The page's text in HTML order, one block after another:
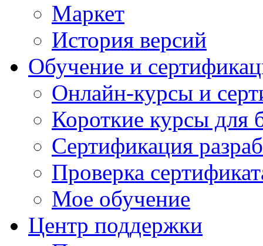
Маркет
История версий
Обучение и
Онлайн-курсы и
Короткие курсы для
Сертификация
Проверка
Мое обучение
Центр поддержки